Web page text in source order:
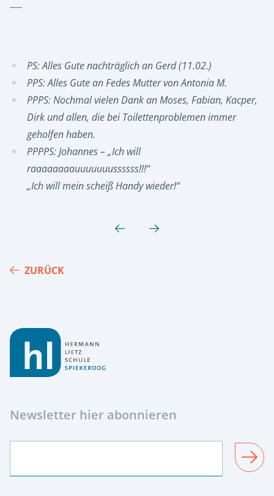
----
PS: Alles Gute nachträglich an Gerd (11.02.)
PPS: Alles Gute an Fedes Mutter von Antonia M.
PPPS: Nochmal vielen Dank an Moses, Fabian, Kacper,
Dirk und allen, die bei Toilettenproblemen immer
geholfen haben.
PPPPS: Johannes – „Ich will
raaaaaaaauuuuuuussssss!!!“
„Ich will mein scheiß Handy wieder!“
ZURÜCK
Newsletter hier abonnieren
SENDEN